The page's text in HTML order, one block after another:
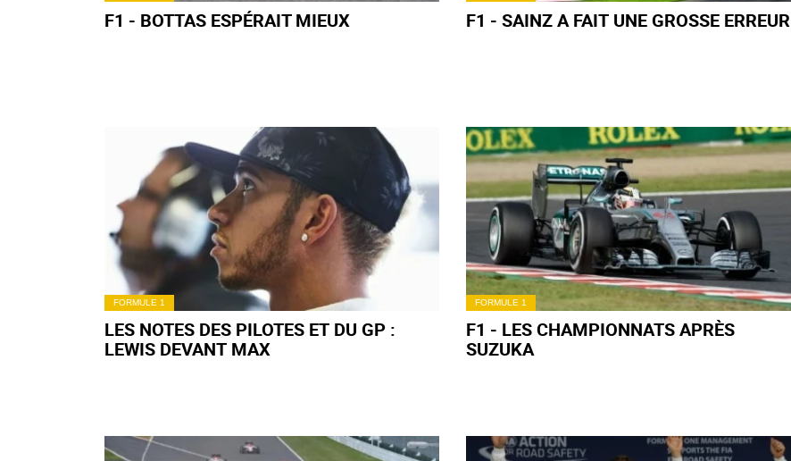
F1 - BOTTAS ESPÉRAIT MIEUX F1 - SAINZ A FAIT UNE GROSSE ERREUR
FORMULE 1
LES NOTES DES PILOTES ET DU GP :
LEWIS DEVANT MAX
FORMULE 1
F1 - LES CHAMPIONNATS APRÈS
SUZUKA